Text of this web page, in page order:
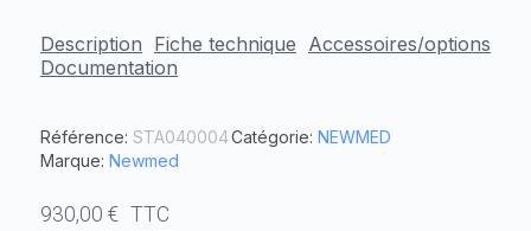
Description Fiche technique Accessoires/options
Documentation
Référence STA040004Catégorie NEWMED
Marque Newmed
930,00 € TTC